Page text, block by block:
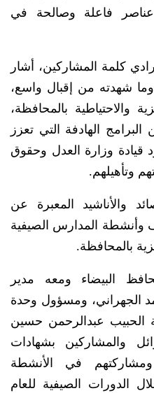
عناصر فاعلة وصالحة في
كلمة المشاركين، أشار
شهدته من إقبال واسع،
والاحتياطية بالمحافظة،
البرامج الهادفة التي تعزز
قيادة وزارة العدل وحقوق
وتأهيلهم.
والأناشيد المعبرة عن
وأنشطة المدارس الصيفية
بالمحافظة.
البيضاء ومعه مدير
الجهراني، ومسؤول وحدة
الحبيب عبدالرحمن حسين
والمشاركين بشهادات
ومشاركتهم في الأنشطة
الدورات الصيفية للعام